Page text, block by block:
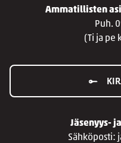
Ammatillisten
Puh.
(Ti ja pe
Jäsenyys-
Sähköposti: